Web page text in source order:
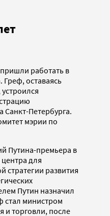
работать в
Греф, оставаясь
Санкт-Петербурга.
мэрии по
Путина-премьера в
для
стратегии развития
Путин назначил
стал министром
и торговли, после